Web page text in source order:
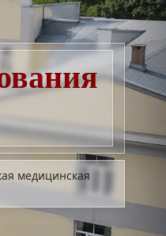
медицинская